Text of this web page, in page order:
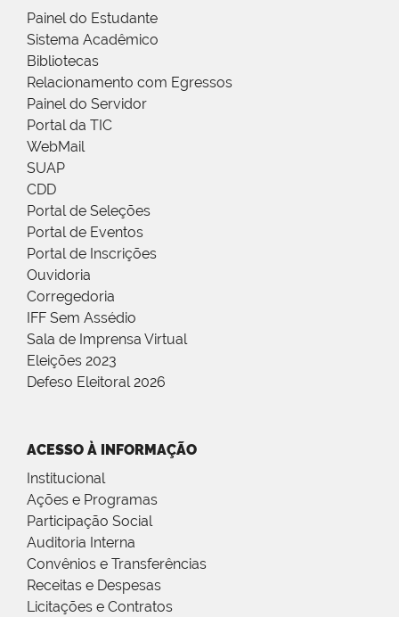
Painel do Estudante
Sistema Acadêmico
Bibliotecas
Relacionamento com Egressos
Painel do Servidor
Portal da TIC
WebMail
SUAP
CDD
Portal de Seleções
Portal de Eventos
Portal de Inscrições
Ouvidoria
Corregedoria
IFF Sem Assédio
Sala de Imprensa Virtual
Eleições 2023
Defeso Eleitoral 2026
ACESSO À INFORMAÇÃO
Institucional
Ações e Programas
Participação Social
Auditoria Interna
Convênios e Transferências
Receitas e Despesas
Licitações e Contratos